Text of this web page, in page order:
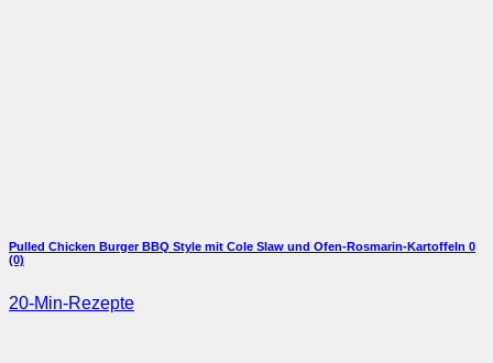
Pulled Chicken Burger BBQ Style mit Cole Slaw und Ofen-Rosmarin-Kartoffeln 0
(0)
20-Min-Rezepte